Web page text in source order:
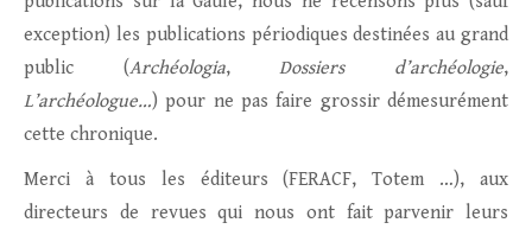
exception) les publications périodiques destinées au grand
public (Archéologia,Dossiers d’archéologie,
L’archéologue…) pour ne pas faire grossir démesurément
cette chronique.
Merci à tous les éditeurs (FERACF, Totem …), aux
directeurs de revues qui nous ont fait parvenir leurs